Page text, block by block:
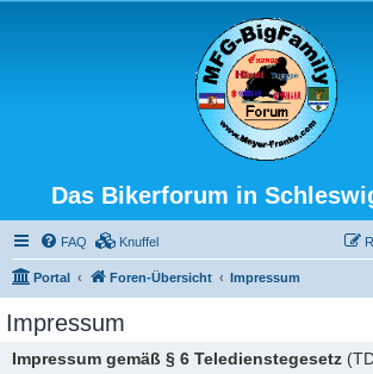
Das Bikerforum in
FAQ Knuffel
Portal Foren-Übersicht Impressum
Impressum
Impressum gemäß § 6 Teledienstegesetz